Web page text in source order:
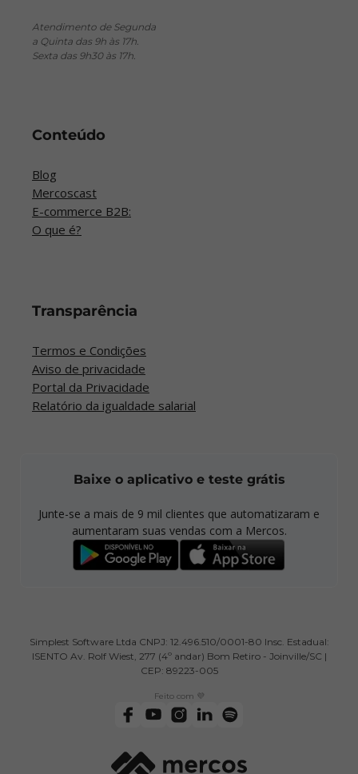
Conteúdo
Blog
Mercoscast
E-commerce B2B:
O que é?
Atendimento de Segunda
a Quinta das 9h às 17h.
Sexta das 9h30 às 17h.
Transparência
Termos e Condições
Aviso de privacidade
Portal da Privacidade
Relatório da igualdade salarial
Baixe o aplicativo e teste grátis
Junte-se a mais de 9 mil clientes que automatizaram e
aumentaram suas vendas com a Mercos.
Simplest Software Ltda CNPJ: 12.496.510/0001-80 Insc. Estadual:
ISENTO Av. Rolf Wiest, 277 (4º andar) Bom Retiro - Joinville/SC |
CEP: 89223-005
Feito com 💜